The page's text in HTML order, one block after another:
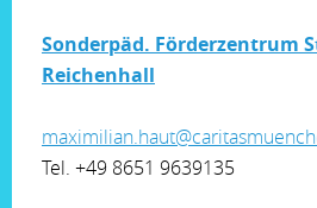
Sonderpäd. Förderzentrum
Reichenhall
Tel. +49 8651 9639135